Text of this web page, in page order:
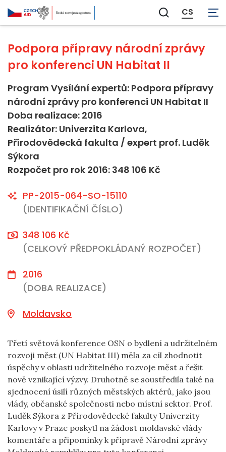
Zobrazit
vyhledávání
CS
Neaplikovatelné
Podpora přípravy národní zprávy
pro konferenci UN Habitat II
Program Vysílání expertů: Podpora přípravy
národní zprávy pro konferenci UN Habitat II
Doba realizace: 2016
Realizátor: Univerzita Karlova,
Přírodovědecká fakulta / expert prof. Luděk
Sýkora
Rozpočet pro rok 2016: 348 106 Kč
PP-2015-064-SO-15110
(IDENTIFIKAČNÍ ČÍSLO)
348 106 Kč
(CELKOVÝ PŘEDPOKLÁDANÝ ROZPOČET)
2016
(DOBA REALIZACE)
Moldavsko
Třetí světová konference OSN o bydlení a udržitelném
rozvoji měst (UN Habitat III) měla za cíl zhodnotit
úspěchy v oblasti udržitelného rozvoje měst a řešit
nově vznikající výzvy. Druhotně se soustředila také na
sjednocení úsilí různých městských aktérů, jako jsou
vlády, občanské společnosti nebo místní sektor. Prof.
Luděk Sýkora z Přírodovědecké fakulty Univerzity
Karlovy v Praze poskytl na žádost moldavské vlády
komentáře a připomínky k přípravě Národní zprávy